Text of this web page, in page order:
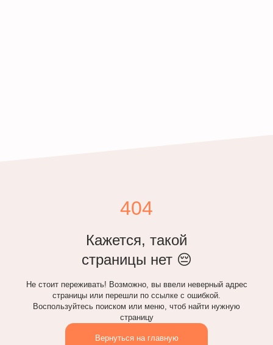
404
Кажется, такой
страницы нет 😔
Не стоит переживать! Возможно, вы ввели неверный адрес
страницы или перешли по ссылке с ошибкой.
Воспользуйтесь поиском или меню, чтоб найти нужную
страницу
Вернуться на главную